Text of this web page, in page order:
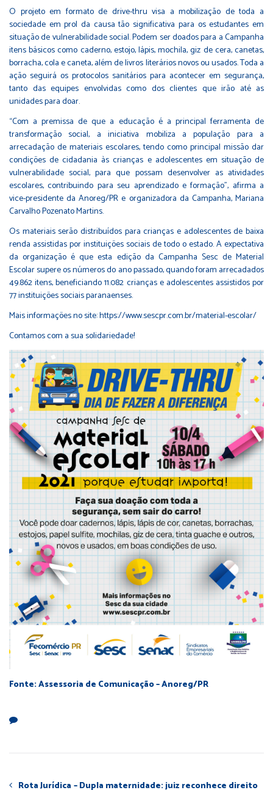
O projeto em formato de drive-thru visa a mobilização de toda a
sociedade em prol da causa tão significativa para os estudantes em
situação de vulnerabilidade social. Podem ser doados para a Campanha
itens básicos como caderno, estojo, lápis, mochila, giz de cera, canetas,
borracha, cola e caneta, além de livros literários novos ou usados. Toda a
ação seguirá os protocolos sanitários para acontecer em segurança,
tanto das equipes envolvidas como dos clientes que irão até as
unidades para doar.
“Com a premissa de que a educação é a principal ferramenta de
transformação social, a iniciativa mobiliza a população para a
arrecadação de materiais escolares, tendo como principal missão dar
condições de cidadania às crianças e adolescentes em situação de
vulnerabilidade social, para que possam desenvolver as atividades
escolares, contribuindo para seu aprendizado e formação”, afirma a
vice-presidente da Anoreg/PR e organizadora da Campanha, Mariana
Carvalho Pozenato Martins.
Os materiais serão distribuídos para crianças e adolescentes de baixa
renda assistidas por instituições sociais de todo o estado. A expectativa
da organização é que esta edição da Campanha Sesc de Material
Escolar supere os números do ano passado, quando foram arrecadados
49.862 itens, beneficiando 11.082 crianças e adolescentes assistidos por
77 instituições sociais paranaenses.
Mais informações no site: https://www.sescpr.com.br/material-escolar/
Contamos com a sua solidariedade!
Fonte: Assessoria de Comunicação – Anoreg/PR
Rota Jurídica – Dupla maternidade: juiz reconhece direito